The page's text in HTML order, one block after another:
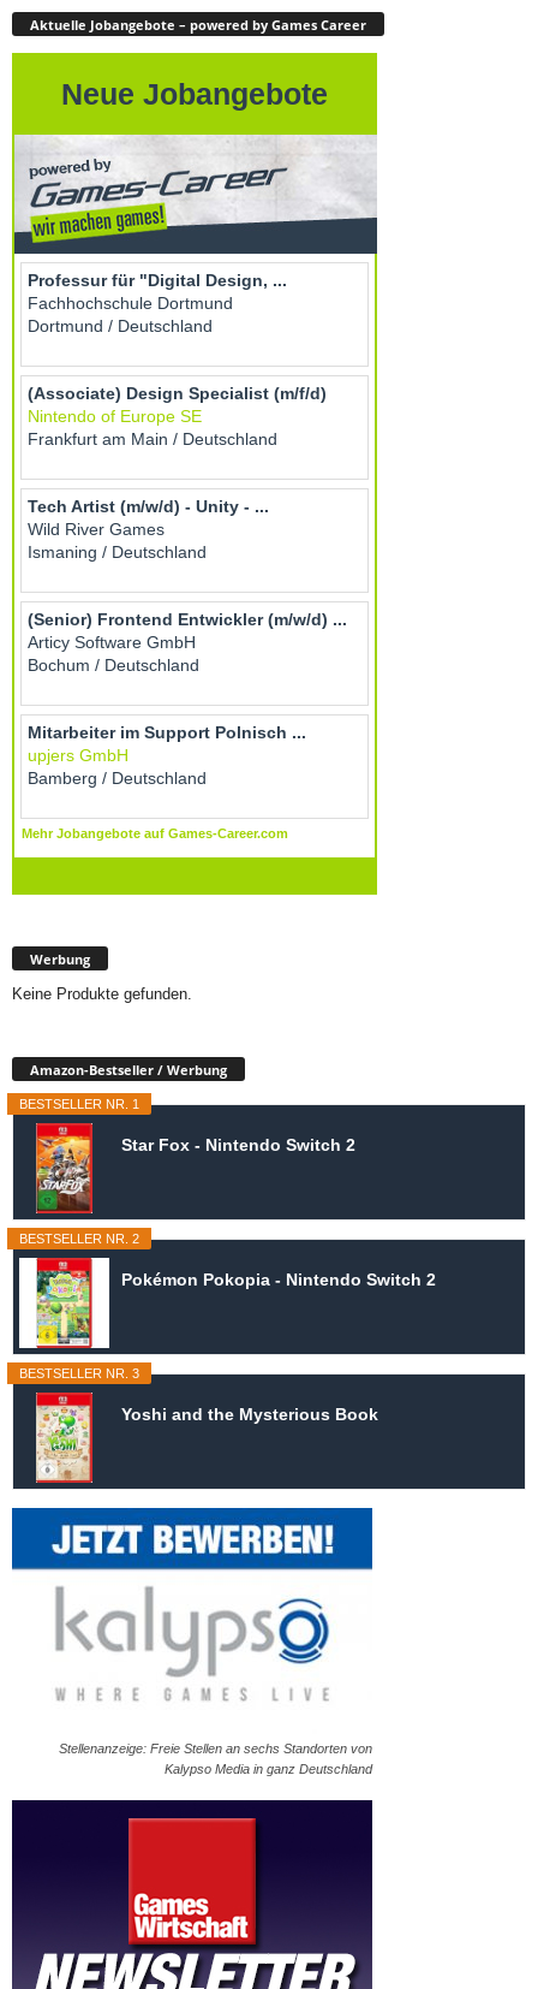
Aktuelle Jobangebote – powered by Games Career
Werbung
Keine Produkte gefunden.
Amazon-Bestseller / Werbung
BESTSELLER NR. 1
Star Fox - Nintendo Switch 2
BESTSELLER NR. 2
Pokémon Pokopia - Nintendo Switch 2
BESTSELLER NR. 3
Yoshi and the Mysterious Book
Stellenanzeige: Freie Stellen an sechs Standorten von
Kalypso Media in ganz Deutschland